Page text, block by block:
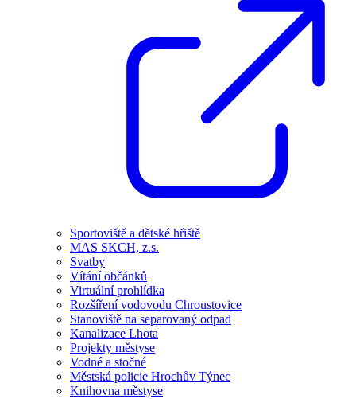
Sportoviště a dětské hřiště
MAS SKCH, z.s.
Svatby
Vítání občánků
Virtuální prohlídka
Rozšíření vodovodu Chroustovice
Stanoviště na separovaný odpad
Kanalizace Lhota
Projekty městyse
Vodné a stočné
Městská policie Hrochův Týnec
Knihovna městyse